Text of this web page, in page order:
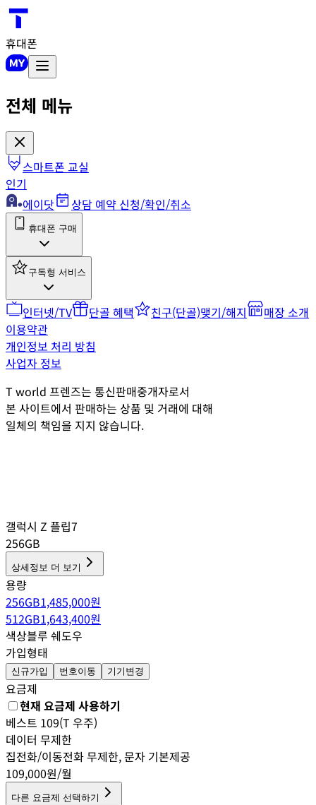
휴대폰
전체 메뉴
스마트폰 교실
인기
에이닷
상담 예약 신청/확인/취소
휴대폰 구매
구독형 서비스
인터넷/TV 단골 혜택 친구(단골)맺기/해지
매장 소개
이용약관
개인정보 처리 방침
사업자 정보
T world 프렌즈는 통신판매중개자로서
본 사이트에서 판매하는 상품 및 거래에 대해
일체의 책임을 지지 않습니다.
갤럭시 Z 플립7
256GB
상세정보 더 보기
용량
256GB1,485,000원
512GB1,643,400원
색상블루 쉐도우
가입형태
신규가입 번호이동 기기변경
요금제
현재 요금제 사용하기
베스트 109(T 우주)
데이터 무제한
집전화/이동전화 무제한, 문자 기본제공
109,000원/월
다른 요금제 선택하기